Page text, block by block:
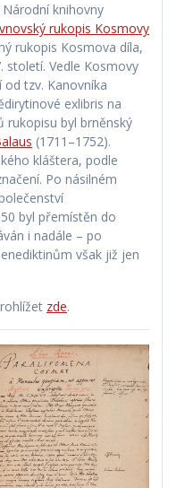
knihovny
rukopis Kosmovy
rukopis Kosmova díla,
století. Vedle Kosmovy
tzv. Kanovníka
exlibris na
rukopisu byl brněnský
(1711–1752).
kláštera, podle
Po násilném
byl přemístěn do
i nadále – po
však již jen
zde.